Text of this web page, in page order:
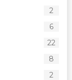
2
6
22
8
2